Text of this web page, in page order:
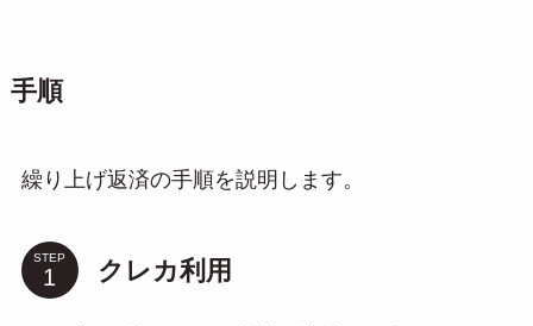
手順
繰り上げ返済の手順を説明します。
STEP クレカ利用